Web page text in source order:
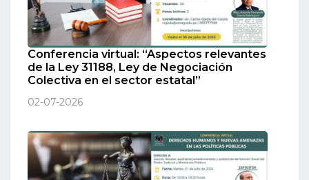
Conferencia virtual: “Aspectos relevantes
de la Ley 31188, Ley de Negociación
Colectiva en el sector estatal”
02-07-2026